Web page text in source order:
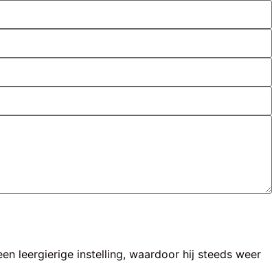
leergierige instelling, waardoor hij steeds weer